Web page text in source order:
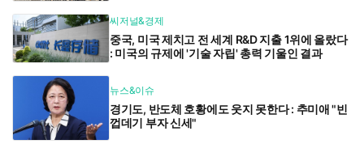
씨저널&경제
중국, 미국 제치고 전 세계 R&D 지출 1위에 올랐다
: 미국의 규제에 '기술 자립' 총력 기울인 결과
뉴스&이슈
경기도, 반도체 호황에도 웃지 못한다 : 추미애 "빈
껍데기 부자 신세"